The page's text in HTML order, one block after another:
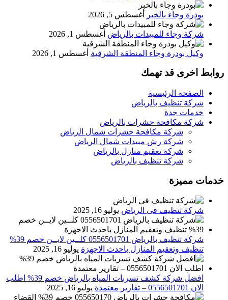
بودرة وجاء بالخبر أغسطس 5, 2026
شركة وجاء للمبيدات بالرياض أغسطس 1, 2026
وكيل بودرة وجاء المنطقة الشرقية أغسطس 1, 2026
روابط اخرى قد تهمك
الصفحة الرئيسية
شركة تنظيف بالرياض
خدمات جدة
شركة مكافحة حشرات بالرياض
شركة مكافحة حشرات شمال الرياض
شركة رش مبيدات شمال الرياض
شركة تعقيم منازل بالرياض
شركة تنظيف بالرياض
خدمات مميزة
شركة تنظيف فى الرياض يوليو 16, 2025
شركة تنظيف بالرياض 0556501701 كلــين لايــن خصم 39%
تنظيف وتعقيم المنازل باحدث الاجهزة يوليو 16, 2025
افضل شركة كشف تسربات المياه بالرياض خصم 39% اطلب
الان 0556501701‬‏ – تقارير معتمدة
يوليو 16, 2025